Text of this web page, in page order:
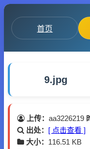
首页
9.jpg
上传： aa3226219
出处： [ 点击查看 ]
大小： 116.51 KB